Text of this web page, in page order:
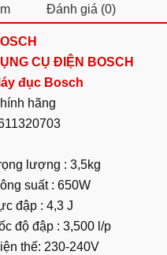
Đánh giá (0)
CỤ ĐIỆN BOSCH
đục Bosch
hãng
lượng : 3,5kg
suất : 650W
đập : 4,3 J
độ đập : 3,500 l/p
thế: 230-240V